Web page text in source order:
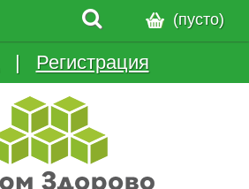
  |
Регистрация
(пусто)